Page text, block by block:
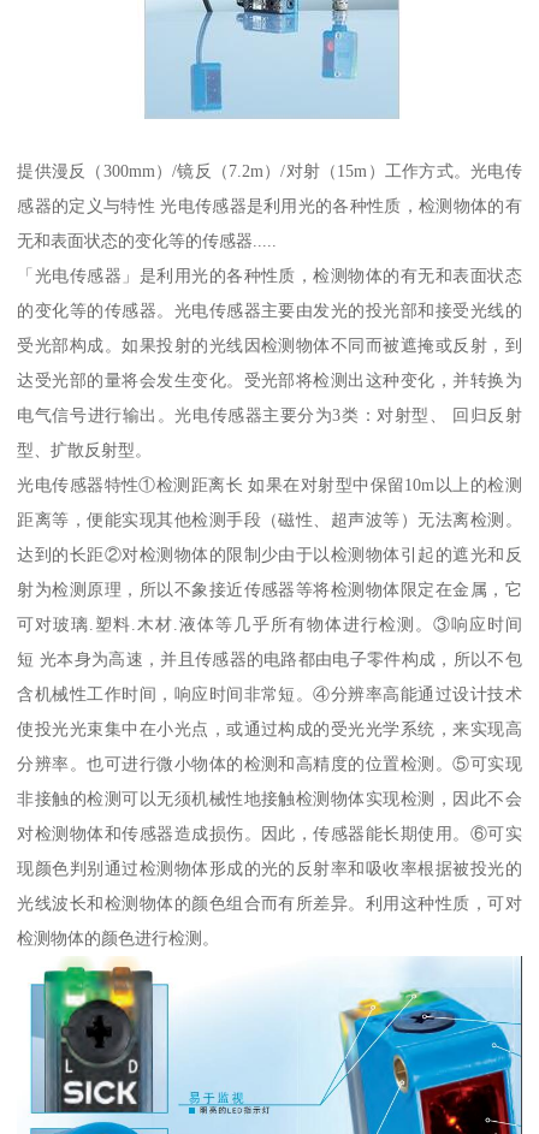
提供漫反（300mm）/镜反（7.2m）/对射（15m）工作方式。光电传
感器的定义与特性 光电传感器是利用光的各种性质，检测物体的有
无和表面状态的变化等的传感器.....
「光电传感器」是利用光的各种性质，检测物体的有无和表面状态
的变化等的传感器。光电传感器主要由发光的投光部和接受光线的
受光部构成。如果投射的光线因检测物体不同而被遮掩或反射，到
达受光部的量将会发生变化。受光部将检测出这种变化，并转换为
电气信号进行输出。光电传感器主要分为3类：对射型、 回归反射
型、扩散反射型。
光电传感器特性①检测距离长 如果在对射型中保留10m以上的检测
距离等，便能实现其他检测手段（磁性、超声波等）无法离检测。
达到的长距②对检测物体的限制少由于以检测物体引起的遮光和反
射为检测原理，所以不象接近传感器等将检测物体限定在金属，它
可对玻璃.塑料.木材.液体等几乎所有物体进行检测。③响应时间
短 光本身为高速，并且传感器的电路都由电子零件构成，所以不包
含机械性工作时间，响应时间非常短。④分辨率高能通过设计技术
使投光光束集中在小光点，或通过构成的受光光学系统，来实现高
分辨率。也可进行微小物体的检测和高精度的位置检测。⑤可实现
非接触的检测可以无须机械性地接触检测物体实现检测，因此不会
对检测物体和传感器造成损伤。因此，传感器能长期使用。⑥可实
现颜色判别通过检测物体形成的光的反射率和吸收率根据被投光的
光线波长和检测物体的颜色组合而有所差异。利用这种性质，可对
检测物体的颜色进行检测。